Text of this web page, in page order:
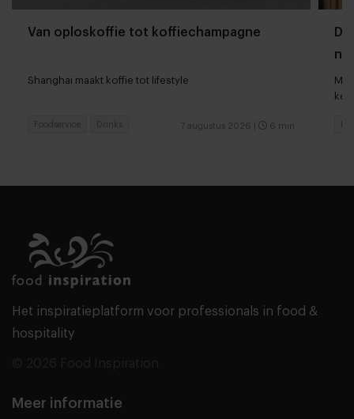
Van oploskoffie tot koffiechampagne
Shanghai maakt koffie tot lifestyle
7 augustus 2026 6 min
Foodservice Drinks
Het inspiratieplatform voor professionals in food &
hospitality
Meer informatie